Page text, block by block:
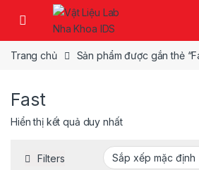
Skip to navigation
Skip to content
Trang chủ Sản phẩm được gắn thẻ
Fast
Hiển thị kết quả duy nhất
Filters